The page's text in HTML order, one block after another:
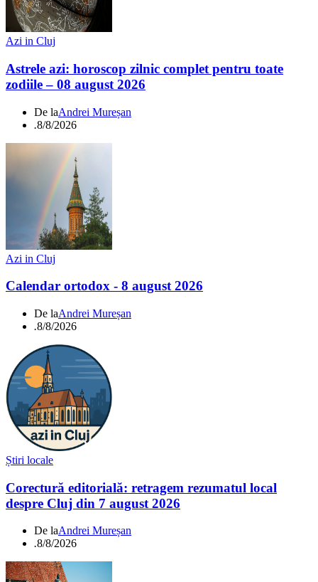
Azi in Cluj
Astrele azi: horoscop zilnic complet pentru toate
zodiile – 08 august 2026
De laAndrei Mureșan
.8/8/2026
Azi in Cluj
Calendar ortodox - 8 august 2026
De laAndrei Mureșan
.8/8/2026
Știri locale
Corectură editorială: retragem rezumatul local
despre Cluj din 7 august 2026
De laAndrei Mureșan
.8/8/2026